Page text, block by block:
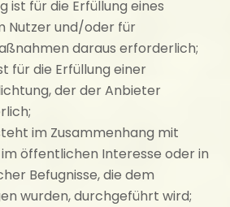
ist für die Erfüllung eines
Nutzer und/oder für
daraus erforderlich;
für die Erfüllung einer
der der Anbieter
im Zusammenhang mit
öffentlichen Interesse oder in
Befugnisse, die dem
wurden, durchgeführt wird;